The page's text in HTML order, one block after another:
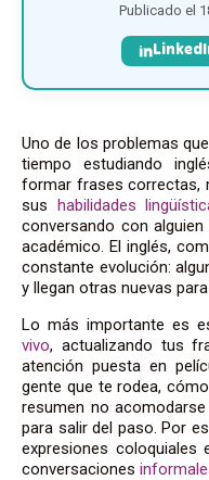
Publicado el
Uno de los problemas
tiempo estudiando
formar frases correctas,
sus habilidades
conversando con
académico. El inglés,
constante evolución:
y llegan otras nuevas
Lo más importante es
vivo, actualizando tus
atención puesta en
gente que te rodea,
resumen no
para salir del paso. Por
expresiones coloquiales
conversaciones